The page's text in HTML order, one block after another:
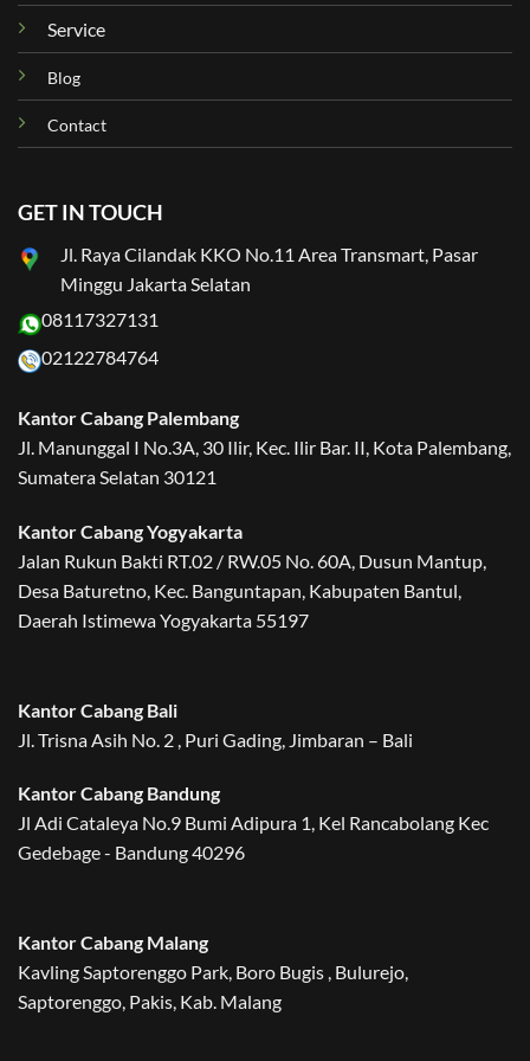
Service
Blog
Contact
GET IN TOUCH
Jl. Raya Cilandak KKO No.11 Area Transmart, Pasar
Minggu Jakarta Selatan
08117327131
02122784764
Kantor Cabang Palembang
Jl. Manunggal I No.3A, 30 Ilir, Kec. Ilir Bar. II, Kota Palembang,
Sumatera Selatan 30121
Kantor Cabang Yogyakarta
Jalan Rukun Bakti RT.02 / RW.05 No. 60A, Dusun Mantup,
Desa Baturetno, Kec. Banguntapan, Kabupaten Bantul,
Daerah Istimewa Yogyakarta 55197
Kantor Cabang Bali
Jl. Trisna Asih No. 2 , Puri Gading, Jimbaran – Bali
Kantor Cabang Bandung
Jl Adi Cataleya No.9 Bumi Adipura 1, Kel Rancabolang Kec
Gedebage - Bandung 40296
Kantor Cabang Malang
Kavling Saptorenggo Park, Boro Bugis , Bulurejo,
Saptorenggo, Pakis, Kab. Malang